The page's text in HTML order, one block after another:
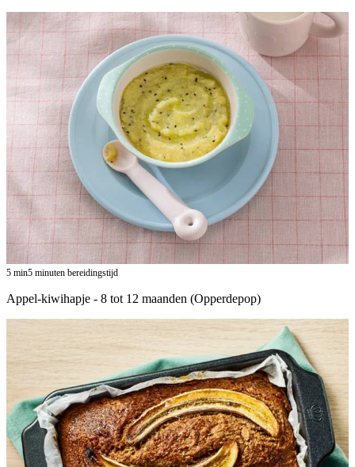
5 min5 minuten bereidingstijd
Appel-kiwihapje - 8 tot 12 maanden (Opperdepop)